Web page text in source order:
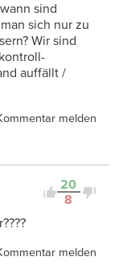
sind
sich nur zu
Wir sind
auffällt /
melden
20
8
melden